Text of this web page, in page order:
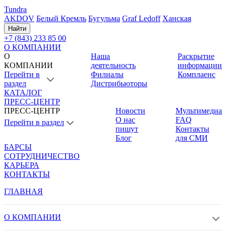
Tundra
AKDOV Белый Кремль Бугульма Graf Ledoff Ханская
Найти
+7 (843) 233 85 00
О КОМПАНИИ
О
КОМПАНИИ
Перейти в
раздел
Наша
деятельность
Филиалы
Дистрибьюторы
Раскрытие
информации
Комплаенс
КАТАЛОГ
ПРЕСС-ЦЕНТР
ПРЕСС-ЦЕНТР
Перейти в раздел
Новости
О нас
пишут
Блог
Мультимедиа
FAQ
Контакты
для СМИ
БАРСЫ
СОТРУДНИЧЕСТВО
КАРЬЕРА
КОНТАКТЫ
ГЛАВНАЯ
О КОМПАНИИ